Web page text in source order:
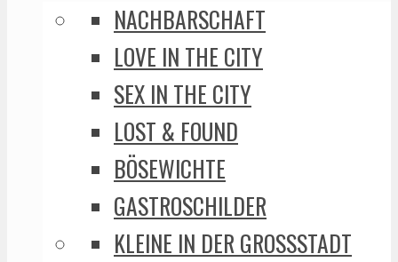
NACHBARSCHAFT
LOVE IN THE CITY
SEX IN THE CITY
LOST & FOUND
BÖSEWICHTE
GASTROSCHILDER
KLEINE IN DER GROSSSTADT